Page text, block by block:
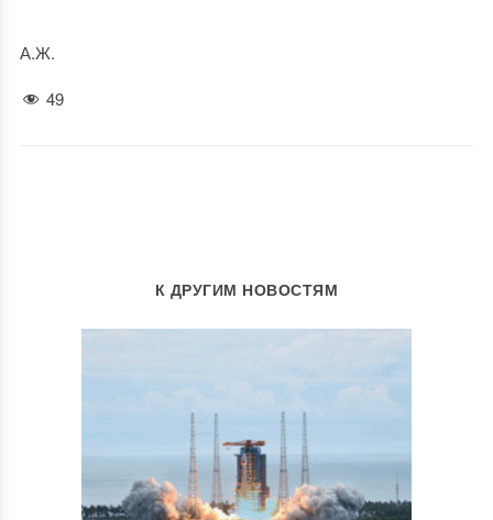
А.Ж.
49
К ДРУГИМ НОВОСТЯМ